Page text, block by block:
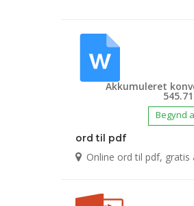
Akkumuleret
Begynd
ord til pdf
Online ord til pdf, gratis